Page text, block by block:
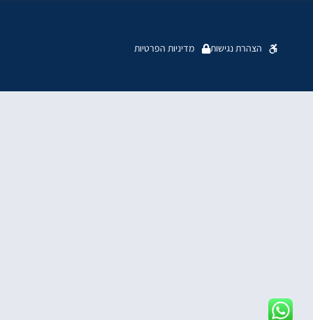
הצהרת נגישות מדיניות הפרטיות